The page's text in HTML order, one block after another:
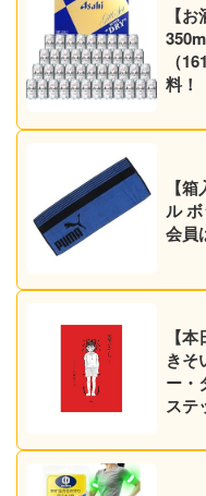
【
（
料！
【
ル
会員
【
きそ
ー・
ステ